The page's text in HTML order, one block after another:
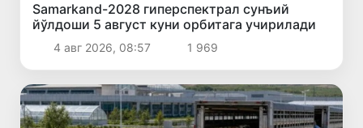
Samarkand-2028 гиперспектрал сунъий
йўлдоши 5 август куни орбитага учирилади
4 авг 2026, 08:57 1 969